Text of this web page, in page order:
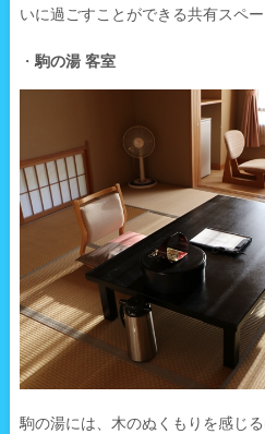
いに過ごすことができる共有スペー
・ 駒の湯 客室
駒の湯には、木のぬくもりを感じ